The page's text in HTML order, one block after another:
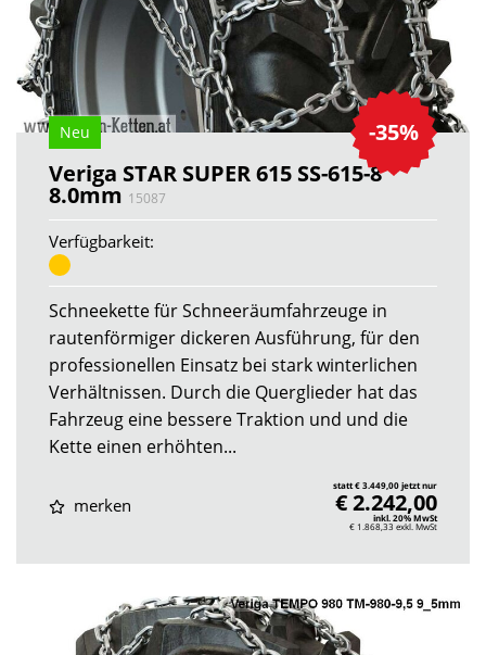
-35%
Neu
Veriga STAR SUPER 615 SS-615-8
8.0mm 15087
Verfügbarkeit:
Schneekette für Schneeräumfahrzeuge in
rautenförmiger dickeren Ausführung, für den
professionellen Einsatz bei stark winterlichen
Verhältnissen. Durch die Querglieder hat das
Fahrzeug eine bessere Traktion und und die
Kette einen erhöhten...
merken
statt € 3.449,00 jetzt nur
€ 2.242,00
inkl. 20% MwSt
€ 1.868,33 exkl. MwSt